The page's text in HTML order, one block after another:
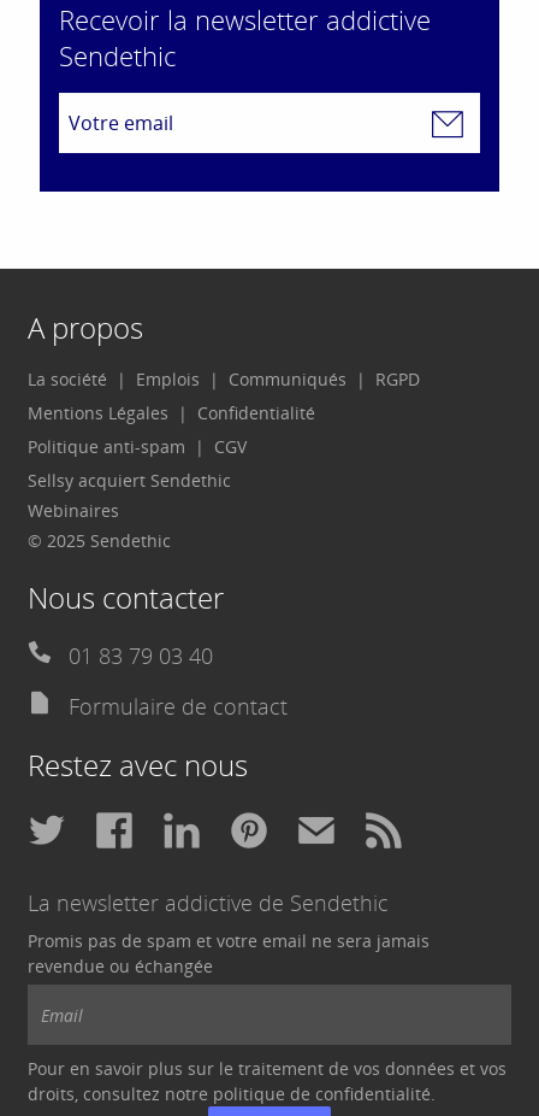
Recevoir la newsletter addictive
Sendethic
A propos
La société Emplois Communiqués
RGPD
Mentions Légales
Confidentialité
Politique anti-spam
CGV
Sellsy acquiert Sendethic
Webinaires
© 2025 Sendethic
Nous contacter
01 83 79 03 40
Formulaire de contact
Restez avec nous
La newsletter addictive de Sendethic
Promis pas de spam et votre email ne sera jamais
revendue ou échangée
Pour en savoir plus sur le traitement de vos données et vos
droits, consultez notre politique de confidentialité.